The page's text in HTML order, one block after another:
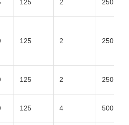
125 2 250
125 2 250
125 2 250
125 4 500